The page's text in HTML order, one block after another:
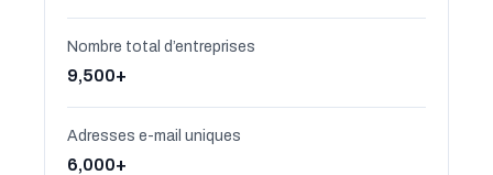
Nombre total d’entreprises
9,500+
Adresses e-mail uniques
6,000+